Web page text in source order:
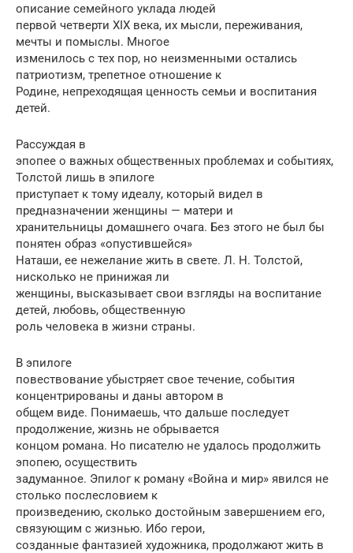
описание семейного уклада людей
первой четверти XIX века, их мысли, переживания,
мечты и помыслы. Многое
изменилось с тех пор, но неизменными остались
патриотизм, трепетное отношение к
Родине, непреходящая ценность семьи и воспитания
детей.
Рассуждая в
эпопее о важных общественных проблемах и событиях,
Толстой лишь в эпилоге
приступает к тому идеалу, который видел в
предназначении женщины — матери и
хранительницы домашнего очага. Без этого не был бы
понятен образ «опустившейся»
Наташи, ее нежелание жить в свете. Л. Н. Толстой,
нисколько не принижая ли
женщины, высказывает свои взгляды на воспитание
детей, любовь, общественную
роль человека в жизни страны.
В эпилоге
повествование убыстряет свое течение, события
концентрированы и даны автором в
общем виде. Понимаешь, что дальше последует
продолжение, жизнь не обрывается
концом романа. Но писателю не удалось продолжить
эпопею, осуществить
задуманное. Эпилог к роману «Война и мир» явился не
столько послесловием к
произведению, сколько достойным завершением его,
связующим с жизнью. Ибо герои,
созданные фантазией художника, продолжают жить в